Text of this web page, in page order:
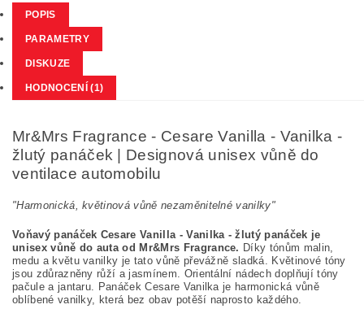
POPIS
PARAMETRY
DISKUZE
HODNOCENÍ (1)
Mr&Mrs Fragrance - Cesare Vanilla - Vanilka -
žlutý panáček | Designová unisex vůně do
ventilace automobilu
"Harmonická, květinová vůně nezaměnitelné vanilky"
Voňavý panáček Cesare Vanilla - Vanilka - žlutý panáček je
unisex vůně do auta od Mr&Mrs Fragrance. Díky tónům malin,
medu a květu vanilky je tato vůně převážně sladká. Květinové tóny
jsou zdůrazněny růží a jasmínem. Orientální nádech doplňují tóny
pačule a jantaru. Panáček Cesare Vanilka je harmonická vůně
oblíbené vanilky, která bez obav potěší naprosto každého.